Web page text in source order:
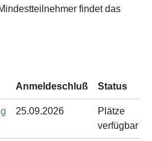
findet das
Anmeldeschluß Status
25.09.2026
Plätze
verfügbar